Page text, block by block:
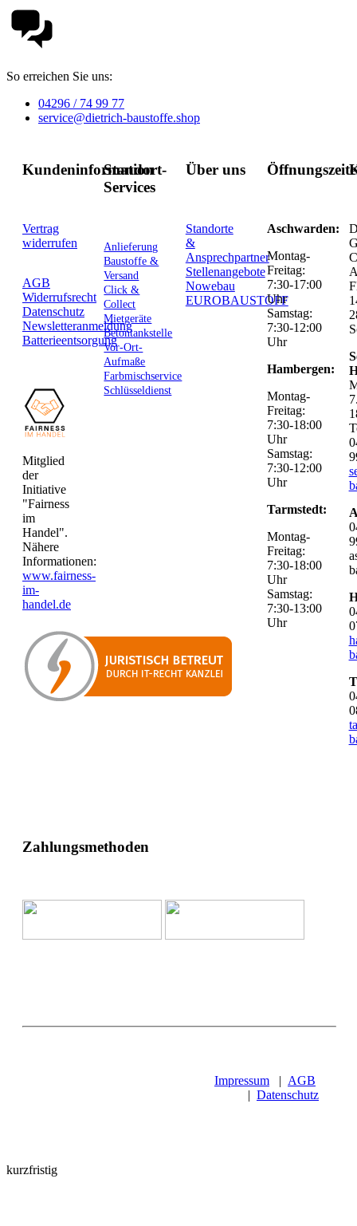
So erreichen Sie uns:
04296 / 74 99 77
service@dietrich-baustoffe.shop
Kundeninformation
Vertrag
widerrufen
AGB
Widerrufsrecht
Datenschutz
Newsletteranmeldung
Batterieentsorgung
Mitglied
der
Initiative
"Fairness
im
Handel".
Nähere
Informationen:
www.fairness-
im-
handel.de
Standort-
Services
Anlieferung
Baustoffe &
Versand
Click &
Collect
Mietgeräte
Betontankstelle
Vor-Ort-
Aufmaße
Farbmischservice
Schlüsseldienst
Über uns
Standorte
&
Ansprechpartner
Stellenangebote
Nowebau
EUROBAUSTOFF
Aschwarden:
Montag-
Freitag:
7:30-17:00
Uhr
Samstag:
7:30-12:00
Uhr
Hambergen:
Montag-
Freitag:
7:30-18:00
Uhr
Samstag:
7:30-12:00
Uhr
Tarmstedt:
Montag-
Freitag:
7:30-18:00
Uhr
Samstag:
7:30-13:00
Uhr
Zahlungsmethoden
Impressum | AGB
| Datenschutz
kurzfristig